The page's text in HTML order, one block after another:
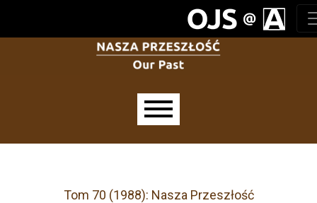
Tom 70 (1988): Nasza Przeszłość